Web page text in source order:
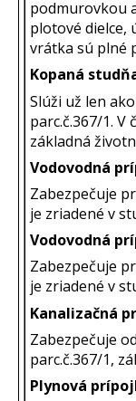
podmurovkou
plotové dielce,
vrátka sú plné
Kopaná
Slúži už len
parc.č.367/1.
základná
Vodovodná
Zabezpečuje
je zriadené v
Vodovodná
Zabezpečuje
je zriadené v
Kanalizačná
Zabezpečuje
parc.č.367/1,
Plynová